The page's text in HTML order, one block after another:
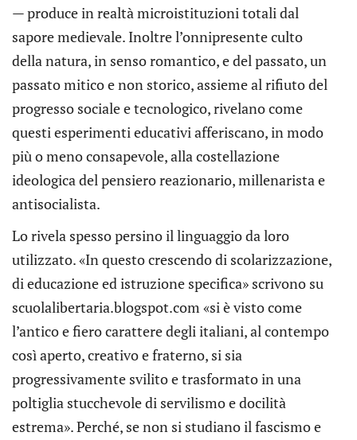
— produce in realtà microistituzioni totali dal
sapore medievale. Inoltre l’onnipresente culto
della natura, in senso romantico, e del passato, un
passato mitico e non storico, assieme al rifiuto del
progresso sociale e tecnologico, rivelano come
questi esperimenti educativi afferiscano, in modo
più o meno consapevole, alla costellazione
ideologica del pensiero reazionario, millenarista e
antisocialista.
Lo rivela spesso persino il linguaggio da loro
utilizzato. «In questo crescendo di scolarizzazione,
di educazione ed istruzione specifica» scrivono su
scuolalibertaria.blogspot.com «si è visto come
l’antico e fiero carattere degli italiani, al contempo
così aperto, creativo e fraterno, si sia
progressivamente svilito e trasformato in una
poltiglia stucchevole di servilismo e docilità
estrema». Perché, se non si studiano il fascismo e